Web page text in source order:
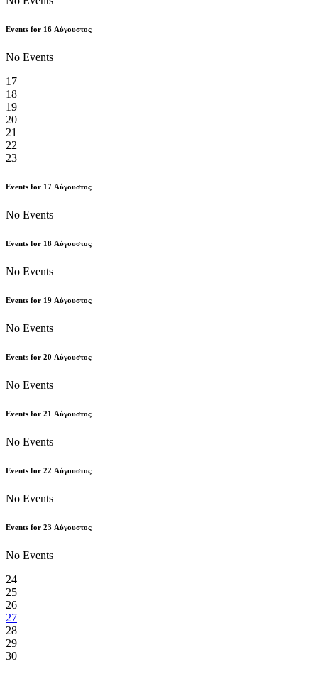
Events for 16 Αύγουστος
No Events
17
18
19
20
21
22
23
Events for 17 Αύγουστος
No Events
Events for 18 Αύγουστος
No Events
Events for 19 Αύγουστος
No Events
Events for 20 Αύγουστος
No Events
Events for 21 Αύγουστος
No Events
Events for 22 Αύγουστος
No Events
Events for 23 Αύγουστος
No Events
24
25
26
27
28
29
30